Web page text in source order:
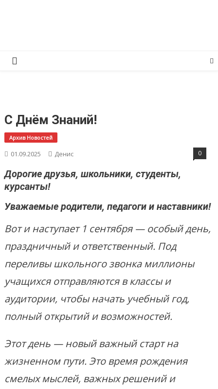
С Днём Знаний!
Архив Новостей
01.09.2025 Денис 0
Дорогие друзья, школьники, студенты,
курсанты!
Уважаемые родители, педагоги и наставники!
Вот и наступает 1 сентября — особый день,
праздничный и ответственный. Под
переливы школьного звонка миллионы
учащихся отправляются в классы и
аудитории, чтобы начать учебный год,
полный открытий и возможностей.
Этот день — новый важный старт на
жизненном пути. Это время рождения
смелых мыслей, важных решений и